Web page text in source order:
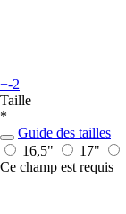
+-2
Taille
*
Guide des tailles
16,5"
17"
Ce champ est requis